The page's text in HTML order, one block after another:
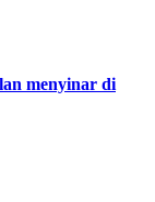
menyinar di